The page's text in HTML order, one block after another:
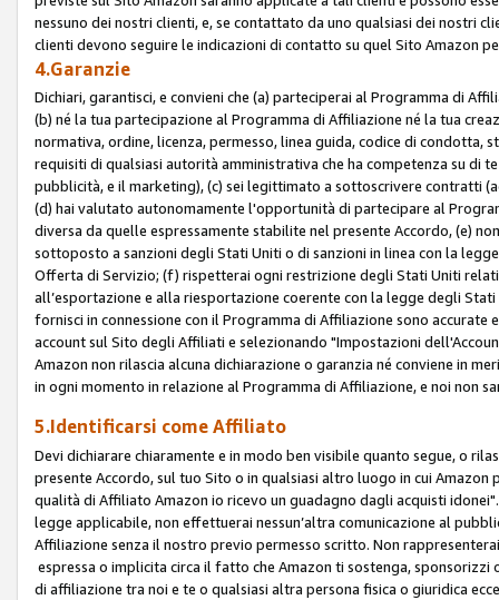
nessuno dei nostri clienti, e, se contattato da uno qualsiasi dei nostri
clienti devono seguire le indicazioni di contatto su quel Sito Amazon
4.Garanzie
Dichiari, garantisci, e convieni che (a) parteciperai al Programma di
(b) né la tua partecipazione al Programma di Affiliazione né la tua
normativa, ordine, licenza, permesso, linea guida, codice di
requisiti di qualsiasi autorità amministrativa che ha competenza su di
pubblicità, e il marketing), (c) sei legittimato a sottoscrivere contratti
(d) hai valutato autonomamente l'opportunità di partecipare al
diversa da quelle espressamente stabilite nel presente Accordo, (e)
sottoposto a sanzioni degli Stati Uniti o di sanzioni in linea con la
Offerta di Servizio; (f) rispetterai ogni restrizione degli Stati Uniti
all’esportazione e alla riesportazione coerente con la legge degli
fornisci in connessione con il Programma di Affiliazione sono
account sul Sito degli Affiliati e selezionando "Impostazioni
Amazon non rilascia alcuna dichiarazione o garanzia né conviene in
in ogni momento in relazione al Programma di Affiliazione, e noi non
5.Identificarsi come Affiliato
Devi dichiarare chiaramente e in modo ben visibile quanto segue, o
presente Accordo, sul tuo Sito o in qualsiasi altro luogo in cui
qualità di Affiliato Amazon io ricevo un guadagno dagli acquisti
legge applicabile, non effettuerai nessun’altra comunicazione al
Affiliazione senza il nostro previo permesso scritto. Non
espressa o implicita circa il fatto che Amazon ti sostenga,
di affiliazione tra noi e te o qualsiasi altra persona fisica o giuridica